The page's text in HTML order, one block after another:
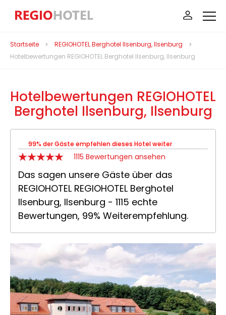
Startseite
REGIOHOTEL Berghotel Ilsenburg, Ilsenburg
Hotelbewertungen REGIOHOTEL Berghotel Ilsenburg, Ilsenburg
Hotelbewertungen REGIOHOTEL
Berghotel Ilsenburg, Ilsenburg
99% der Gäste empfehlen dieses Hotel weiter
1115 Bewertungen ansehen
Das sagen unsere Gäste über das
REGIOHOTEL REGIOHOTEL Berghotel
Ilsenburg, Ilsenburg - 1115 echte
Bewertungen, 99% Weiterempfehlung.